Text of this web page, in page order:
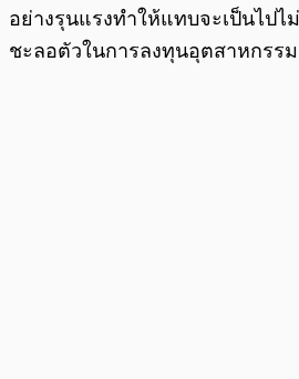
อย่างรุนแรงทำให้แทบจะเป็นไปไ
ชะลอตัวในการลงทุนอุตสาหกรร